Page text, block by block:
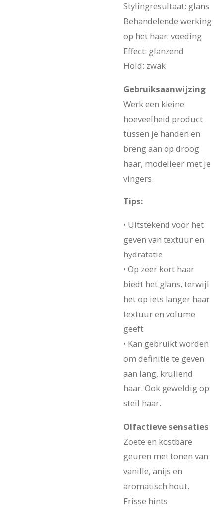
Stylingresultaat: glans
Behandelende werking
op het haar: voeding
Effect: glanzend
Hold: zwak
Gebruiksaanwijzing
Werk een kleine
hoeveelheid product
tussen je handen en
breng aan op droog
haar, modelleer met je
vingers.
Tips:
• Uitstekend voor het
geven van textuur en
hydratatie
• Op zeer kort haar
biedt het glans, terwijl
het op iets langer haar
textuur en volume
geeft
• Kan gebruikt worden
om definitie te geven
aan lang, krullend
haar. Ook geweldig op
steil haar.
Olfactieve sensaties
Zoete en kostbare
geuren met tonen van
vanille, anijs en
aromatisch hout.
Frisse hints